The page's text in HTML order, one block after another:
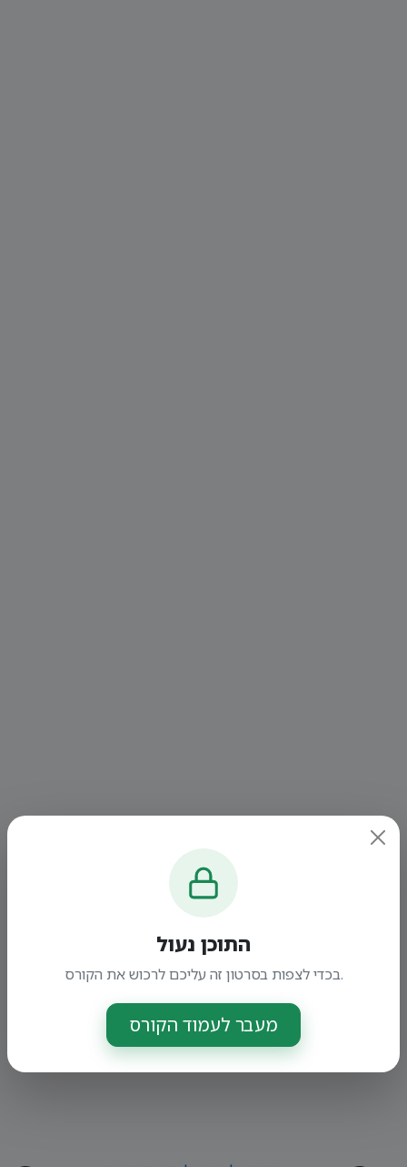
התוכן נעול
בכדי לצפות בסרטון זה עליכם לרכוש את הקורס.
מעבר לעמוד הקורס